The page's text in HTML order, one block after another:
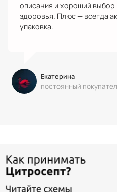
описания и хороший выбор
здоровья. Плюс — всегда
упаковка.
Екатерина
постоянный